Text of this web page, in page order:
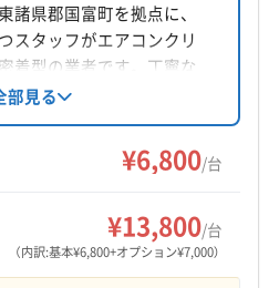
宮崎市
町
児湯郡西米良村
東諸県郡綾町
諸県郡国富町を拠点に、
スタッフがエアコンクリ
着型の業者です。丁寧な
がけ、家庭用から法人ま
割引やオプションも充実
頼できます。
部見る
¥6,800/台
¥13,800/台
（内訳:基本¥6,800+オプション¥7,000）